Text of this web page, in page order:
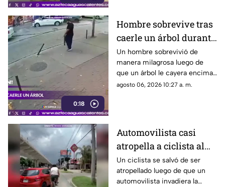
0:18
Hombre sobrevive tras
caerle un árbol durante
tormenta
Un hombre sobrevivió de
manera milagrosa luego de
que un árbol le cayera encima
durante una fuerte tormenta
agosto 06, 2026 10:27 a. m.
Automovilista casi
atropella a ciclista al
invadir el carril de la
ciclovía en Guadalajara
Un ciclista se salvó de ser
atropellado luego de que un
automovilista invadiera la